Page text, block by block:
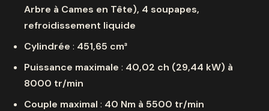
Arbre à Cames en Tête), 4 soupapes,
refroidissement liquide
Cylindrée : 451,65 cm³
Puissance maximale : 40,02 ch (29,44 kW) à
8000 tr/min
Couple maximal : 40 Nm à 5500 tr/min